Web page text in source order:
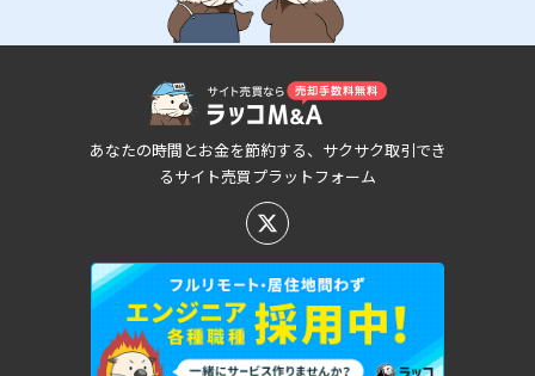
あなたの時間とお金を節約する、サクサク取引でき
るサイト売買プラットフォーム